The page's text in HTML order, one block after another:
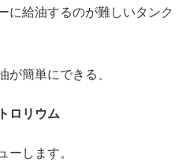
に給油するのが難しいタンク
が簡単にできる、
ロリウム
ーします。